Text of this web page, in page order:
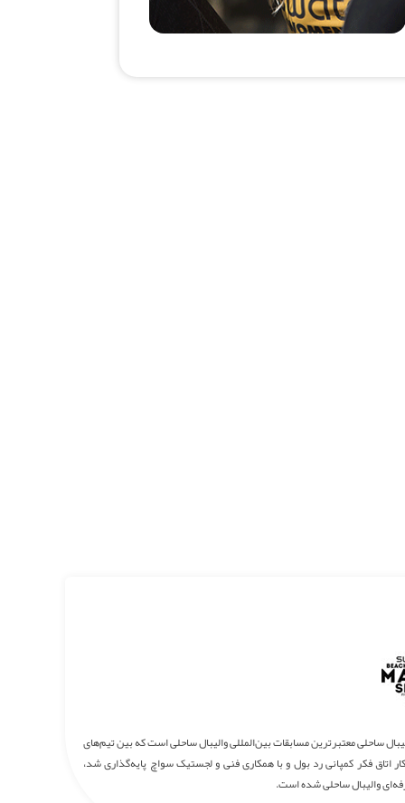
ساحلی معتبرترین مسابقات بین‌المللی والیبال ساحلی است که بین تیم‌های
جهان برگزار می‌شود. لیگ حرفه‌ای والیبال ساحلی از سال 1987 به ابتکار اتاق فکر کمپانی رد بول و با همکاری فنی و لجستیک سواچ پایه‌گذاری شد،
والیبال ساحلی شده است.